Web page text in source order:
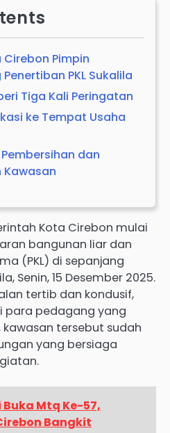
Pimpin
PKL Sukalila
Tiga Kali Peringatan
ke Tempat Usaha
dan
Kawasan
Kota Cirebon mulai
bangunan liar dan
(PKL) di sepanjang
Senin, 15 Desember 2025.
tertib dan kondusif,
para pedagang yang
tersebut sudah
yang bersiaga
Mtq Ke-57,
Bangkit